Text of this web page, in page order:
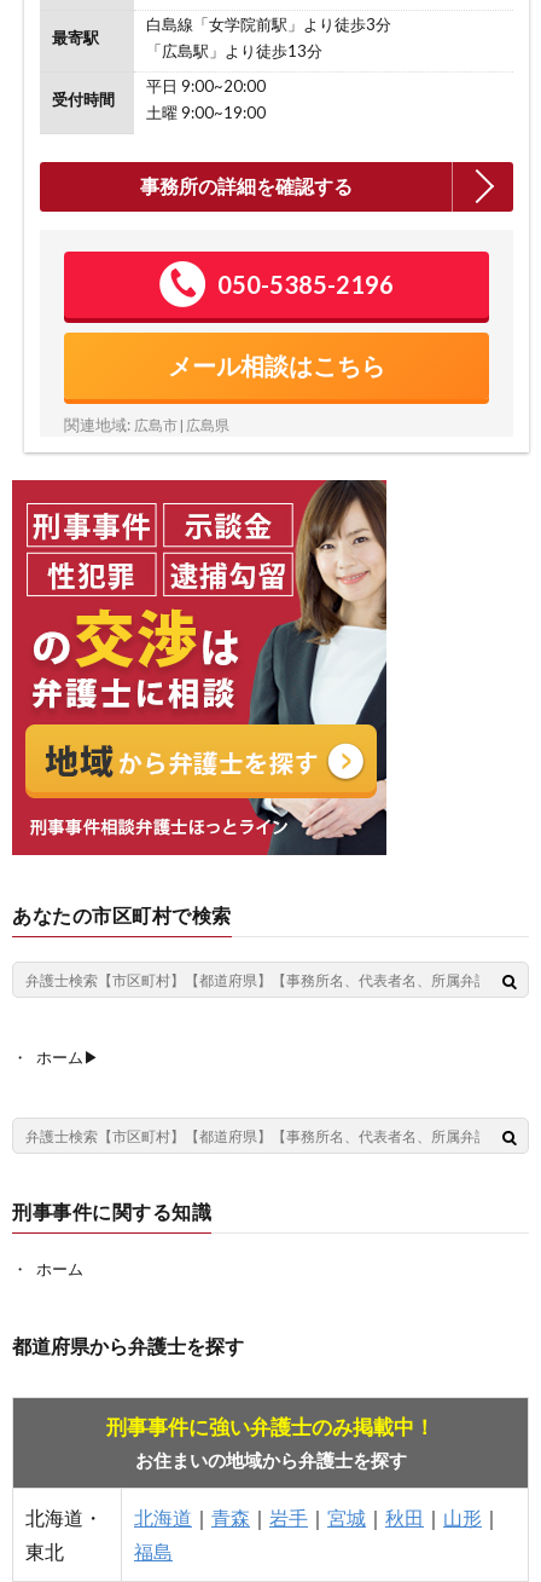
最寄駅
白島線「女学院前駅」より徒歩3分
「広島駅」より徒歩13分
受付時間
平日 9:00~20:00
土曜 9:00~19:00
事務所の詳細を確認する
050-5385-2196
メール相談はこちら
関連地域: 広島市 | 広島県
あなたの市区町村で検索
ホーム▶︎
刑事事件に関する知識
ホーム
都道府県から弁護士を探す
刑事事件に強い弁護士のみ掲載中！
お住まいの地域から弁護士を探す
北海道・
東北
北海道 ｜ 青森 ｜ 岩手 ｜ 宮城 ｜ 秋田 ｜ 山形 ｜
福島